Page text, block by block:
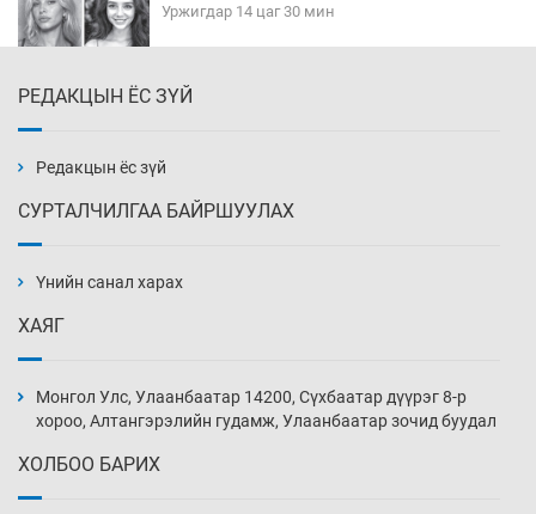
Уржигдар 14 цаг 30 мин
Уржигдар 14 цаг 00 мин
нэмэгджээ
Уржигдар 13 цаг 30 мин
РЕДАКЦЫН ЁС ЗҮЙ
Редакцын ёс зүй
СУРТАЛЧИЛГАА БАЙРШУУЛАХ
Үнийн санал харах
ХАЯГ
Монгол Улс, Улаанбаатар 14200, Сүхбаатар дүүрэг 8-р
хороо, Алтангэрэлийн гудамж, Улаанбаатар зочид буудал
ХОЛБОО БАРИХ